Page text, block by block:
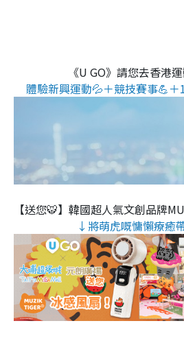
《U GO》請您去香港
體驗新興運動💦＋競技賽事💪
【送您🐯】韓國超人氣文創品牌
↓將萌虎嘅慵懶療癒